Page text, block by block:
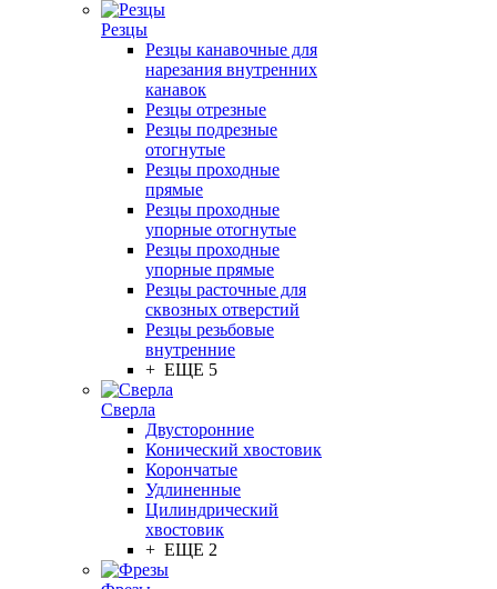
Резцы
Резцы канавочные для
нарезания внутренних
канавок
Резцы отрезные
Резцы подрезные
отогнутые
Резцы проходные
прямые
Резцы проходные
упорные отогнутые
Резцы проходные
упорные прямые
Резцы расточные для
сквозных отверстий
Резцы резьбовые
внутренние
+ ЕЩЕ 5
Сверла
Двусторонние
Конический хвостовик
Корончатые
Удлиненные
Цилиндрический
хвостовик
+ ЕЩЕ 2